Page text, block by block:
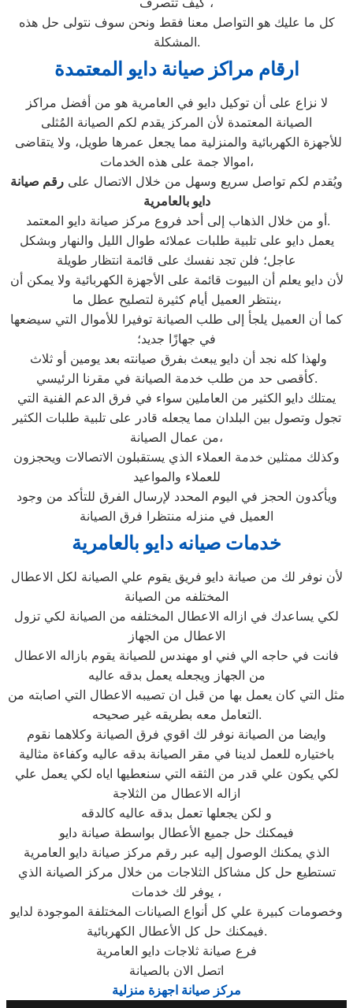
كل ما عليك هو التواصل معنا فقط ونحن سوف نتولى حل هذه
المشكلة.
ارقام مراكز صيانة دايو المعتمدة
لا نزاع على أن توكيل دايو في العامرية هو من أفضل مراكز
الصيانة المعتمدة لأن المركز يقدم لكم الصيانة المُثلى
اموالا جمة على هذه الخدمات،
ويُقدم لكم تواصل سريع وسهل من خلال الاتصال على رقم صيانة
دايو بالعامرية
أو من خلال الذهاب إلى أحد فروع مركز صيانة دايو المعتمد.
يعمل دايو على تلبية طلبات عملائه طوال الليل والنهار وبشكل
عاجل؛ فلن تجد نفسك على قائمة انتظار طويلة
لأن دايو يعلم أن البيوت قائمة على الأجهزة الكهربائية ولا يمكن أن
ينتظر العميل أيام كثيرة لتصليح عطل ما،
كما أن العميل يلجأ إلى طلب الصيانة توفيرا للأموال التي سيضعها
في جهازًا جديد؛
كأقصى حد من طلب خدمة الصيانة في مقرنا الرئيسي.
يمتلك دايو الكثير من العاملين سواء في فرق الدعم الفنية التي
تجول وتصول بين البلدان مما يجعله قادر على تلبية طلبات الكثير
من عمال الصيانة،
وكذلك ممثلين خدمة العملاء الذي يستقبلون الاتصالات ويحجزون
للعملاء والمواعيد
ويأكدون الحجز في اليوم المحدد لإرسال الفرق للتأكد من وجود
العميل في منزله منتظرا فرق الصيانة
خدمات صيانه دايو بالعامرية
لأن نوفر لك من صيانة دايو فريق يقوم علي الصيانة لكل الاعطال
المختلفه من الصيانة
لكي يساعدك في ازاله الاعطال المختلفه من الصيانة لكي تزول
الاعطال من الجهاز
فانت في حاجه الي فني او مهندس للصيانة يقوم بازاله الاعطال
من الجهاز ويجعله يعمل بدقه عاليه
مثل التي كان يعمل بها من قبل ان تصيبه الاعطال التي اصابته من
التعامل معه بطريقه غير صحيحه.
وايضا من الصيانة نوفر لك اقوي فرق الصيانة وكلاهما نقوم
باختياره للعمل لدينا في مقر الصيانة بدقه عاليه وكفاءة مثالية
لكي يكون علي قدر من الثقه التي سنعطيها اياه لكي يعمل علي
ازاله الاعطال من الثلاجة
و لكن يجعلها تعمل بدقه عاليه كالدقه
فيمكنك حل جميع الأعطال بواسطة صيانة دايو
الذي يمكنك الوصول إليه عبر رقم مركز صيانة دايو العامرية
تستطيع حل كل مشاكل الثلاجات من خلال مركز الصيانة الذي
يوفر لك خدمات ،
وخصومات كبيرة علي كل أنواع الصيانات المختلفة الموجودة لدايو
فيمكنك حل كل الأعطال الكهربائية.
فرع صيانة ثلاجات دايو العامرية
اتصل الان بالصيانة
مركز صيانة اجهزة منزلية